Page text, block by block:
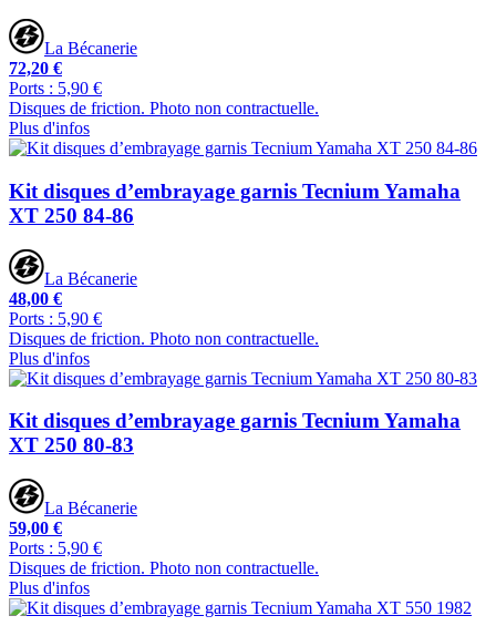
La Bécanerie
72,20 €
Ports : 5,90 €
Disques de friction. Photo non contractuelle.
Plus d'infos
Kit disques d’embrayage garnis Tecnium Yamaha
XT 250 84-86
La Bécanerie
48,00 €
Ports : 5,90 €
Disques de friction. Photo non contractuelle.
Plus d'infos
Kit disques d’embrayage garnis Tecnium Yamaha
XT 250 80-83
La Bécanerie
59,00 €
Ports : 5,90 €
Disques de friction. Photo non contractuelle.
Plus d'infos